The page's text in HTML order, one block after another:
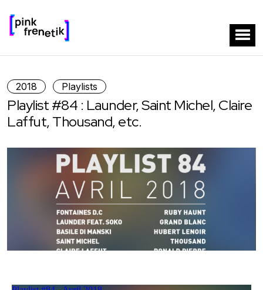
2018 Playlists
Playlist #84 : Launder, Saint Michel, Claire
Laffut, Thousand, etc.